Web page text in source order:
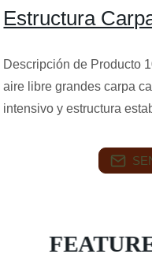
Estructura
Descripción de Producto
aire libre grandes carpa
intensivo y estructura